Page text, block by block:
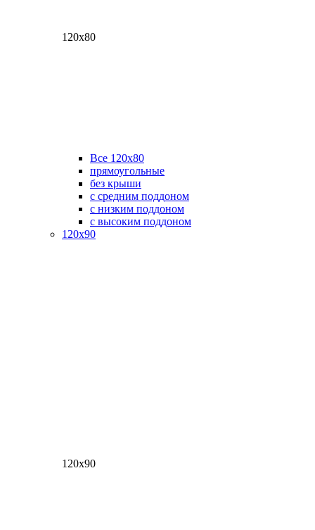
120х80
Все 120х80
прямоугольные
без крыши
с средним поддоном
с низким поддоном
с высоким поддоном
120х90
120х90